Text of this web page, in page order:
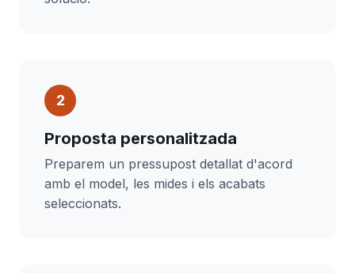
Proposta personalitzada
Preparem un pressupost detallat d'acord
amb el model, les mides i els acabats
seleccionats.